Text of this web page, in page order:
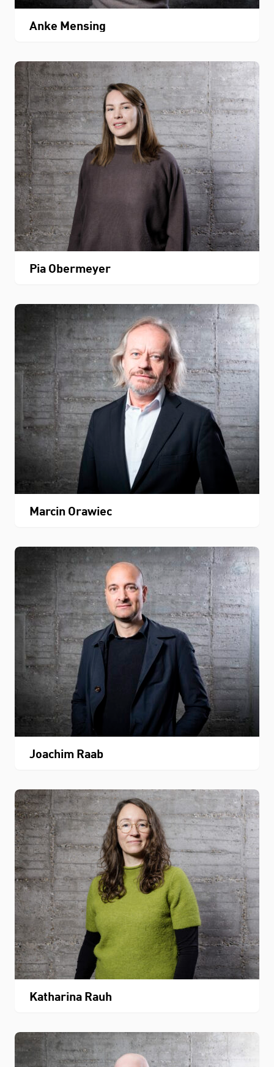
Anke Mensing
Pia Obermeyer
Marcin Orawiec
Joachim Raab
Katharina Rauh